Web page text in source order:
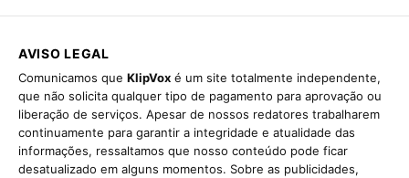
AVISO LEGAL
Comunicamos que KlipVox é um site totalmente independente,
que não solicita qualquer tipo de pagamento para aprovação ou
liberação de serviços. Apesar de nossos redatores trabalharem
continuamente para garantir a integridade e atualidade das
informações, ressaltamos que nosso conteúdo pode ficar
desatualizado em alguns momentos. Sobre as publicidades,